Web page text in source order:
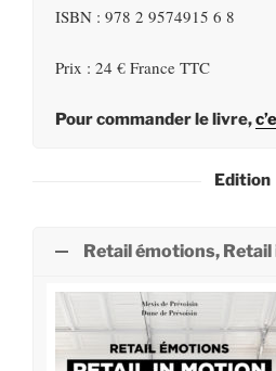
ISBN : 978 2 9574915 6 8
Prix : 24 € France TTC
Pour commander le livre,
Edition
Retail émotions,